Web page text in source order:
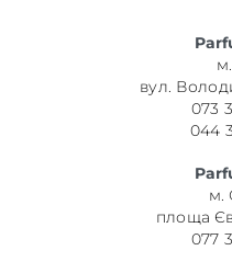
вул.
073
044
м.
площа
077